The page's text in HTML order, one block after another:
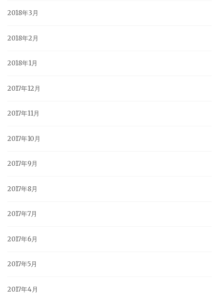
2018年3月
2018年2月
2018年1月
2017年12月
2017年11月
2017年10月
2017年9月
2017年8月
2017年7月
2017年6月
2017年5月
2017年4月